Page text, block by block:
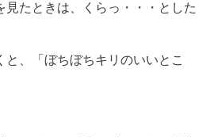
見たときは、くらっ・・・とした
と、「ぼちぼちキリのいいとこ